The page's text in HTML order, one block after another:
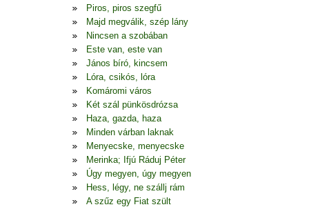
Piros, piros szegfű
Majd megválik, szép lány
Nincsen a szobában
Este van, este van
János bíró, kincsem
Lóra, csikós, lóra
Komáromi város
Két szál pünkösdrózsa
Haza, gazda, haza
Minden várban laknak
Menyecske, menyecske
Merinka; Ifjú Ráduj Péter
Úgy megyen, úgy megyen
Hess, légy, ne szállj rám
A szűz egy Fiat szült